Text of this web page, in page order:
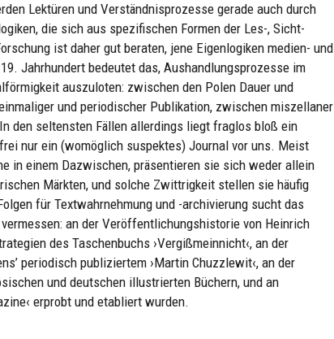
Lektüren und Verständnisprozesse gerade auch durch
die sich aus spezifischen Formen der Les-, Sicht-
ist daher gut beraten, jene Eigenlogiken medien- und
Jahrhundert bedeutet das, Aushandlungsprozesse im
auszuloten: zwischen den Polen Dauer und
und periodischer Publikation, zwischen miszellaner
den seltensten Fällen allerdings liegt fraglos bloß ein
nur ein (womöglich suspektes) Journal vor uns. Meist
in einem Dazwischen, präsentieren sie sich weder allein
Märkten, und solche Zwittrigkeit stellen sie häufig
für Textwahrnehmung und -archivierung sucht das
an der Veröffentlichungshistorie von Heinrich
des Taschenbuchs ›Vergißmeinnicht‹, an der
periodisch publiziertem ›Martin Chuzzlewit‹, an der
und deutschen illustrierten Büchern, und an
erprobt und etabliert wurden.